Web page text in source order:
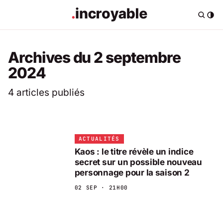
Archives du 2 septembre
2024
4 articles publiés
ACTUALITÉS
Kaos : le titre révèle un indice
secret sur un possible nouveau
personnage pour la saison 2
02 SEP · 21H00